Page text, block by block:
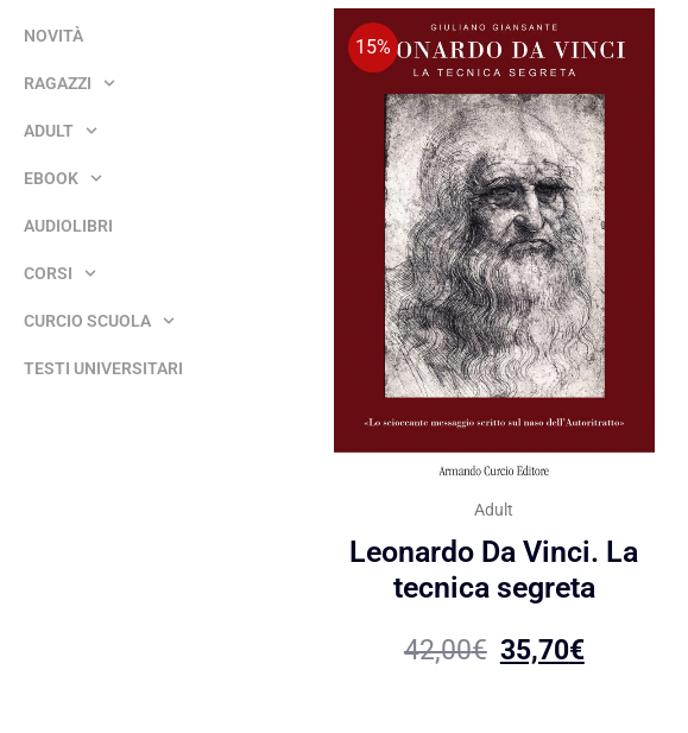
NOVITÀ
RAGAZZI
ADULT
EBOOK
AUDIOLIBRI
CORSI
CURCIO SCUOLA
TESTI UNIVERSITARI
15%
Adult
Leonardo Da Vinci. La
tecnica segreta
42,00€ 35,70€